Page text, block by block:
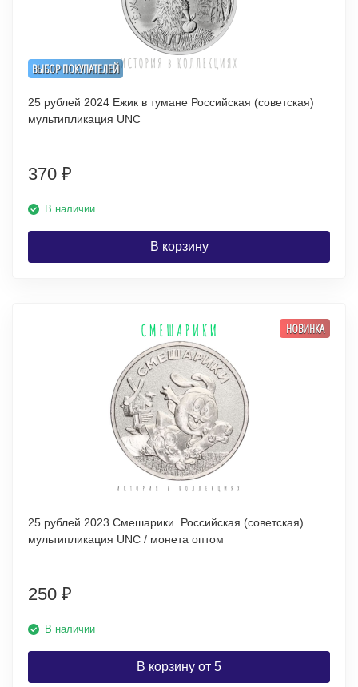
ВЫБОР ПОКУПАТЕЛЕЙ
25 рублей 2024 Ежик в тумане Российская (советская)
мультипликация UNC
370 ₽
В наличии
В корзину
НОВИНКА
25 рублей 2023 Смешарики. Российская (советская)
мультипликация UNC / монета оптом
250 ₽
В наличии
В корзину от 5